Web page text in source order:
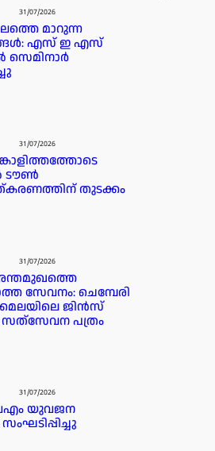
31/07/2026
മാറുന്ന
എസ് ഇ എസ്
സെമിനാർ
31/07/2026
ടൗൺ
തുടക്കം
31/07/2026
സേവനം: ചെമ്പേരി
ജിൻസ്
പത്രം
31/07/2026
യുവജന